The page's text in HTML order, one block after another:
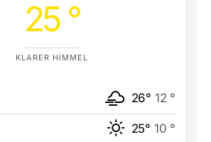
25 °
KLARER HIMMEL
26° 12 °
25° 10 °